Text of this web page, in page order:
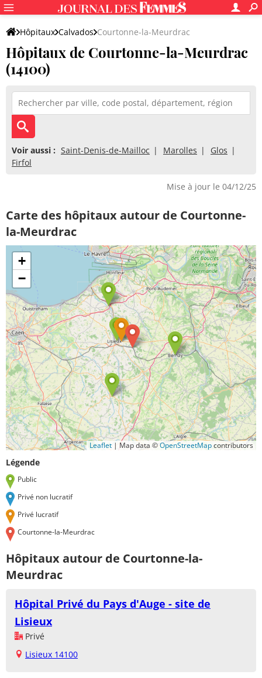
Hôpitaux Calvados Courtonne-la-Meurdrac
Hôpitaux de Courtonne-la-Meurdrac
(14100)
Voir aussi : Saint-Denis-de-Mailloc Marolles
Glos
Firfol
Mise à jour le 04/12/25
Carte des hôpitaux autour de Courtonne-
la-Meurdrac
+
−
Leaflet | Map data ©OpenStreetMapcontributors
Légende
Public
Privé non lucratif
Privé lucratif
Courtonne-la-Meurdrac
Hôpitaux autour de Courtonne-la-
Meurdrac
Hôpital Privé du Pays d'Auge - site de
Lisieux
Privé
Lisieux 14100